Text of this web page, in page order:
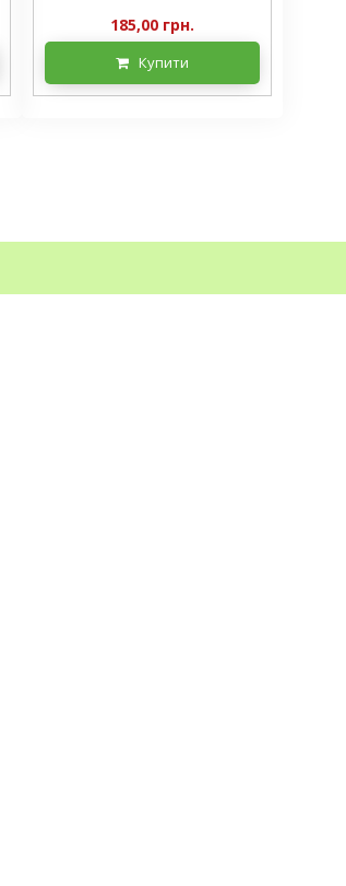
185,00 грн.
Купити